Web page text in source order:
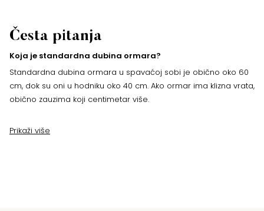
Česta pitanja
Koja je standardna dubina ormara?
Standardna dubina ormara u spavaćoj sobi je obično oko 60
cm, dok su oni u hodniku oko 40 cm. Ako ormar ima klizna vrata,
obično zauzima koji centimetar više.
Prikaži više